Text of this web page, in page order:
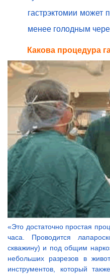
гастрэктомии может
менее голодным
Какова процедура
«Это достаточно простая
часа. Проводится
скважину) и под общим
небольших разрезов в
инструментов, который